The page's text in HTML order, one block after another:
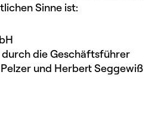
Sinne ist:
die Geschäftsführer
und Herbert Seggewiß